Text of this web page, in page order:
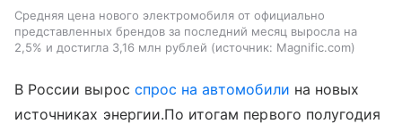
Средняя цена нового электромобиля от официально
представленных брендов за последний месяц выросла на
2,5% и достигла 3,16 млн рублей
источник: Magnific.com
В России вырос спрос на автомобили на новых
источниках энергии.По итогам первого полугодия